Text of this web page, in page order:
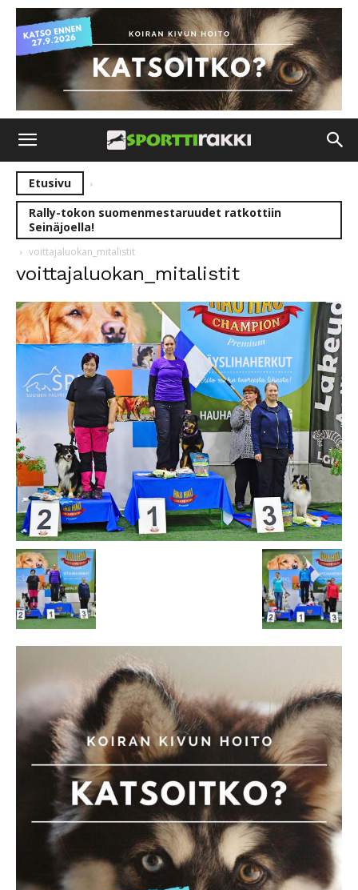
Etusivu
Rally-tokon suomenmestaruudet ratkottiin
Seinäjoella!
voittajaluokan_mitalistit
voittajaluokan_mitalistit